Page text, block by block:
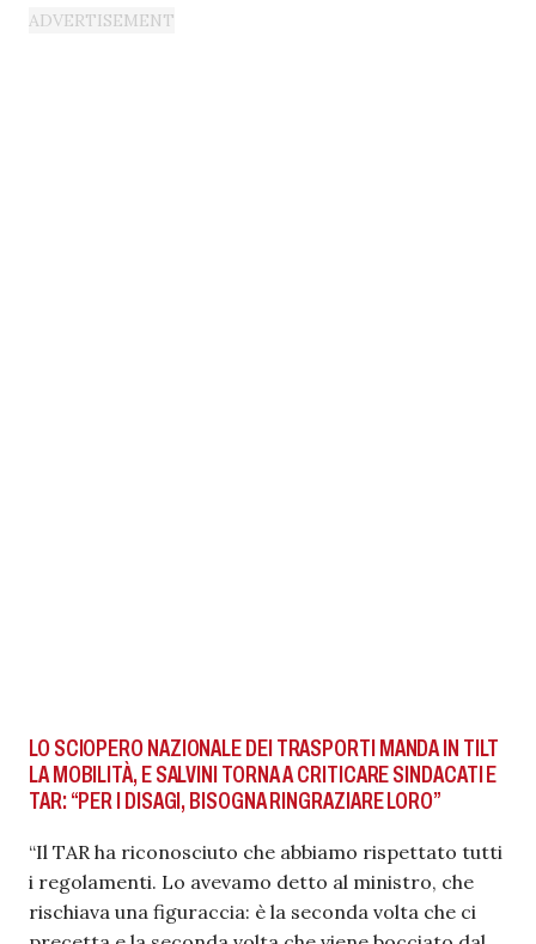
LO SCIOPERO NAZIONALE DEI TRASPORTI MANDA IN TILT
LA MOBILITÀ, E SALVINI TORNA A CRITICARE SINDACATI E
TAR: “PER I DISAGI, BISOGNA RINGRAZIARE LORO”
“Il TAR ha riconosciuto che abbiamo rispettato tutti
i regolamenti. Lo avevamo detto al ministro, che
rischiava una figuraccia: è la seconda volta che ci